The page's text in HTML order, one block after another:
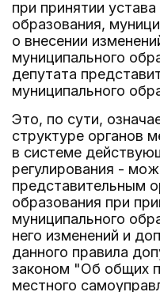
при принятии
образования,
о внесении
муниципального
депутата
муниципального
Это, по сути,
структуре органов
в системе
регулирования -
представительным
образования при
муниципального
него изменений и
данного правила
законом "Об общих
местного